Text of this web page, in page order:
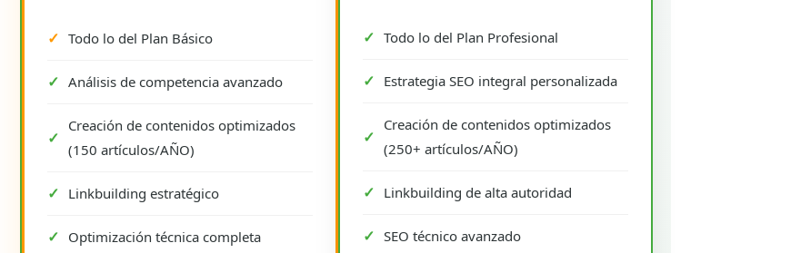
Todo lo del Plan Básico
Análisis de competencia avanzado
Creación de contenidos optimizados
(150 artículos/AÑO)
Linkbuilding estratégico
Optimización técnica completa
Todo lo del Plan Profesional
Estrategia SEO integral personalizada
Creación de contenidos optimizados
(250+ artículos/AÑO)
Linkbuilding de alta autoridad
SEO técnico avanzado